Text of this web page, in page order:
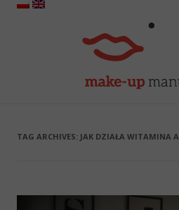
TAG ARCHIVES: JAK DZIAŁA WITAMINA A